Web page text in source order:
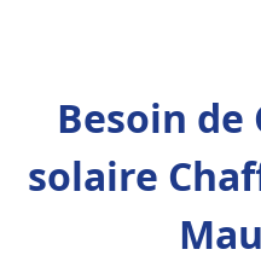
Besoin de
solaire